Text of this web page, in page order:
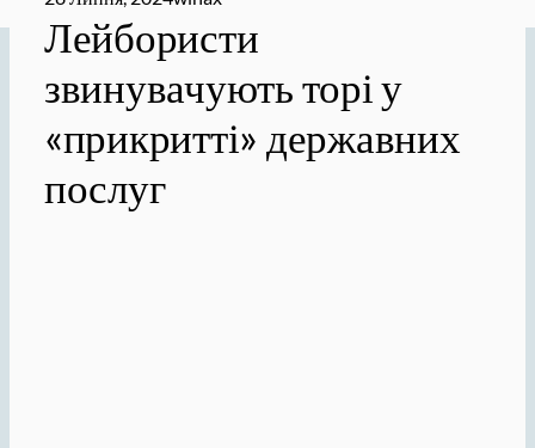
Лейбористи
звинувачують торі у
«прикритті» державних
послуг